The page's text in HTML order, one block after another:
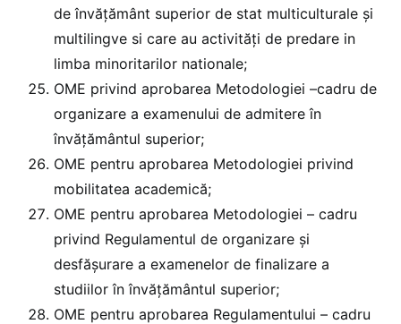
de învățământ superior de stat multiculturale și
multilingve si care au activități de predare in
limba minoritarilor nationale;
OME privind aprobarea Metodologiei –cadru de
organizare a examenului de admitere în
învăţământul superior;
OME pentru aprobarea Metodologiei privind
mobilitatea academică;
OME pentru aprobarea Metodologiei – cadru
privind Regulamentul de organizare și
desfășurare a examenelor de finalizare a
studiilor în învățământul superior;
OME pentru aprobarea Regulamentului – cadru